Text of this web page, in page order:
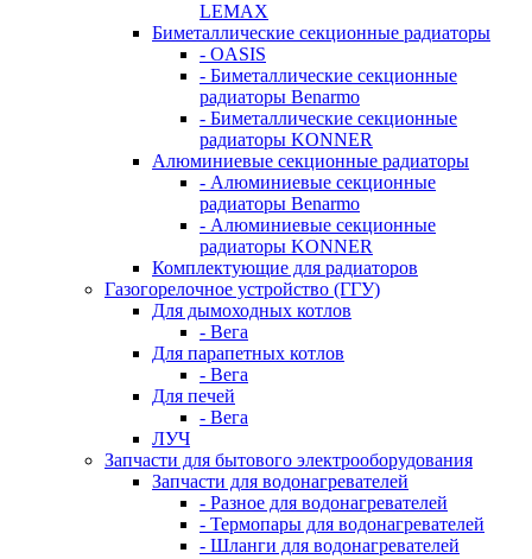
LEMAX
Биметаллические секционные радиаторы
- OASIS
- Биметаллические секционные
радиаторы Benarmo
- Биметаллические секционные
радиаторы KONNER
Алюминиевые секционные радиаторы
- Алюминиевые секционные
радиаторы Benarmo
- Алюминиевые секционные
радиаторы KONNER
Комплектующие для радиаторов
Газогорелочное устройство (ГГУ)
Для дымоходных котлов
- Вега
Для парапетных котлов
- Вега
Для печей
- Вега
ЛУЧ
Запчасти для бытового электрооборудования
Запчасти для водонагревателей
- Разное для водонагревателей
- Термопары для водонагревателей
- Шланги для водонагревателей